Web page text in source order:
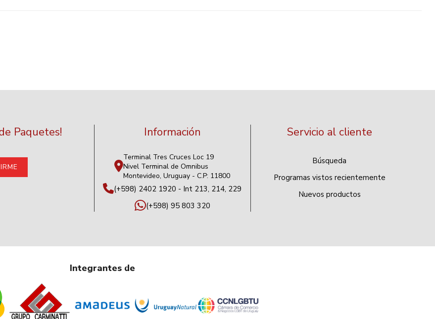
Paquetes! Información
Terminal Tres Cruces Loc 19
Nivel Terminal de Omnibus
Montevideo, Uruguay - C.P: 11800
(+598) 2402 1920 - Int 213, 214, 229
(+598) 95 803 320
Servicio al cliente
Búsqueda
Programas vistos recientemente
Nuevos productos
Integrantes de